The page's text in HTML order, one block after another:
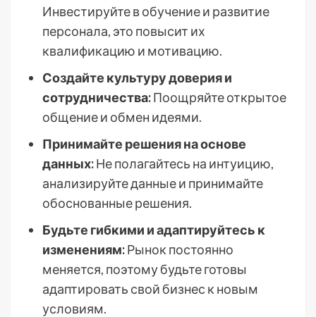
Инвестируйте в обучение и развитие
персонала, это повысит их
квалификацию и мотивацию.
Создайте культуру доверия и
сотрудничества:Поощряйте открытое
общение и обмен идеями.
Принимайте решения на основе
данных:Не полагайтесь на интуицию,
анализируйте данные и принимайте
обоснованные решения.
Будьте гибкими и адаптируйтесь к
изменениям:Рынок постоянно
меняется, поэтому будьте готовы
адаптировать свой бизнес к новым
условиям.